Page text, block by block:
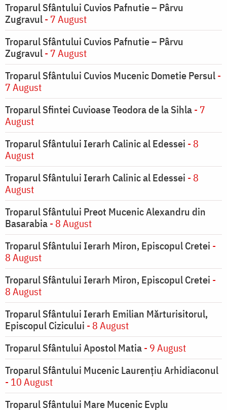
Troparul Sfântului Cuvios Pafnutie – Pârvu
Zugravul- 7 August
Troparul Sfântului Cuvios Pafnutie – Pârvu
Zugravul- 7 August
Troparul Sfântului Cuvios Mucenic Dometie Persul-
7 August
Troparul Sfintei Cuvioase Teodora de la Sihla- 7
August
Troparul Sfântului Ierarh Calinic al Edessei - 8
August
Troparul Sfântului Ierarh Calinic al Edessei - 8
August
Troparul Sfântului Preot Mucenic Alexandru din
Basarabia- 8 August
Troparul Sfântului Ierarh Miron, Episcopul Cretei -
8 August
Troparul Sfântului Ierarh Miron, Episcopul Cretei -
8 August
Troparul Sfântului Ierarh Emilian Mărturisitorul,
Episcopul Cizicului - 8 August
Troparul Sfântului Apostol Matia- 9 August
Troparul Sfântului Mucenic Laurențiu Arhidiaconul
- 10 August
Troparul Sfântului Mare Mucenic Evplu